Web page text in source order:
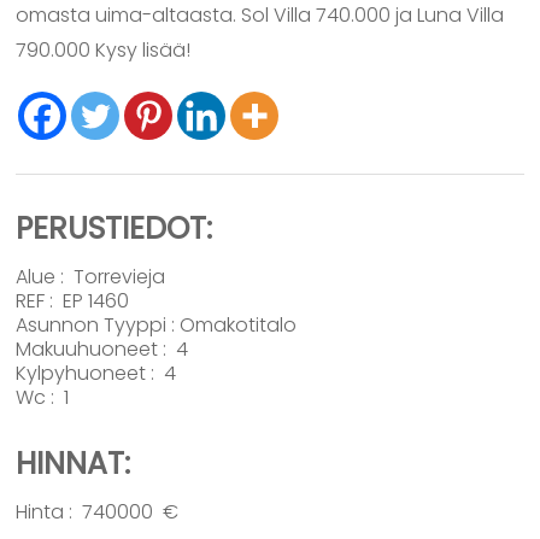
omasta uima-altaasta. Sol Villa 740.000 ja Luna Villa
790.000 Kysy lisää!
PERUSTIEDOT:
Alue :Torrevieja
REF : EP 1460
Asunnon Tyyppi : Omakotitalo
Makuuhuoneet : 4
Kylpyhuoneet : 4
Wc : 1
HINNAT:
Hinta : 740000 €